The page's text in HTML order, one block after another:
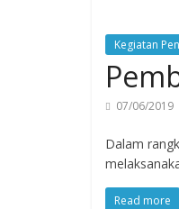
dan
Pembinaan
Bahasa
Kegiatan
07/06/2019
Dalam
Read more